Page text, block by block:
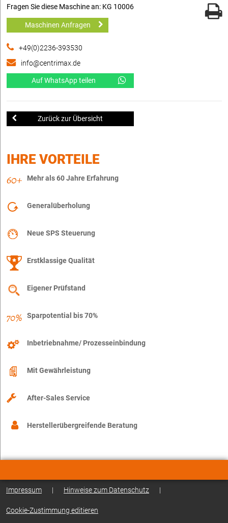
Fragen Sie diese Maschine an: KG 10006
Maschinen Anfragen
+49(0)2236-393530
info@centrimax.de
Auf WhatsApp teilen
Zurück zur Übersicht
IHRE VORTEILE
Mehr als 60 Jahre Erfahrung
Generalüberholung
Neue SPS Steuerung
Erstklassige Qualität
Eigener Prüfstand
Sparpotential bis 70%
Inbetriebnahme/ Prozesseinbindung
Mit Gewährleistung
After-Sales Service
Herstellerübergreifende Beratung
Impressum | Hinweise zum Datenschutz |
Cookie-Zustimmung editieren